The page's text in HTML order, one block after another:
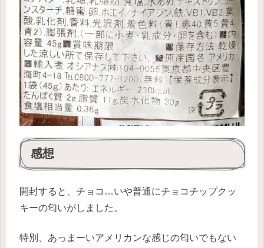
感想
開封すると、チョコ…いや普通にチョコチップクッ
キーの匂いがしました。
特別、あっまーいアメリカンな感じの匂いでもない